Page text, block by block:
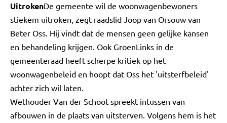
UitrokenDe gemeente wil de woonwagenbewoners
stiekem uitroken, zegt raadslid Joop van Orsouw van
Beter Oss. Hij vindt dat de mensen geen gelijke kansen
en behandeling krijgen. Ook GroenLinks in de
gemeenteraad heeft scherpe kritiek op het
woonwagenbeleid en hoopt dat Oss het 'uitsterfbeleid'
achter zich wil laten.
Wethouder Van der Schoot spreekt intussen van
afbouwen in de plaats van uitsterven. Volgens hem is het